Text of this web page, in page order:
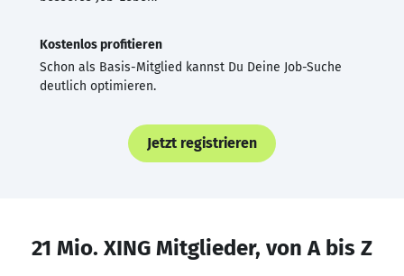
Kostenlos profitieren
Schon als Basis-Mitglied kannst Du Deine Job-Suche
deutlich optimieren.
Jetzt registrieren
21 Mio. XING Mitglieder, von A bis Z